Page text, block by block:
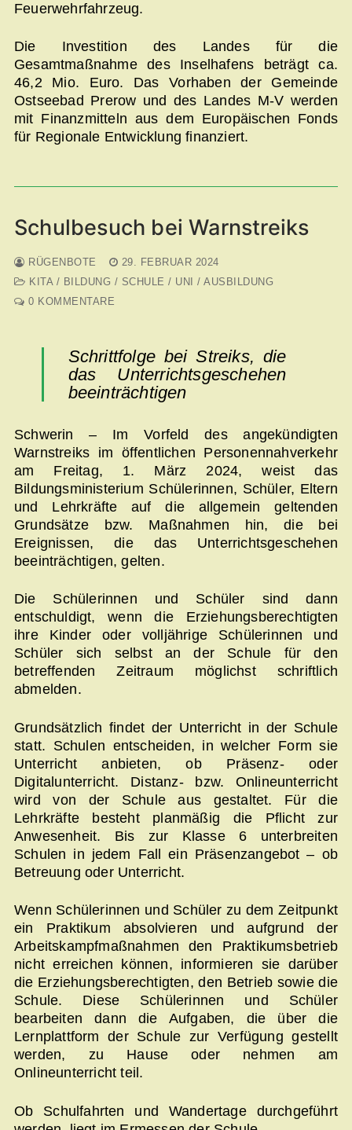
Feuerwehrfahrzeug.
Die Investition des Landes für die
Gesamtmaßnahme des Inselhafens beträgt ca.
46,2 Mio. Euro. Das Vorhaben der Gemeinde
Ostseebad Prerow und des Landes M-V werden
mit Finanzmitteln aus dem Europäischen Fonds
für Regionale Entwicklung finanziert.
Schulbesuch bei Warnstreiks
RÜGENBOTE
29. FEBRUAR 2024
KITA / BILDUNG / SCHULE / UNI / AUSBILDUNG
0 KOMMENTARE
Schrittfolge bei Streiks, die
das Unterrichtsgeschehen
beeinträchtigen
Schwerin – Im Vorfeld des angekündigten
Warnstreiks im öffentlichen Personennahverkehr
am Freitag, 1. März 2024, weist das
Bildungsministerium Schülerinnen, Schüler, Eltern
und Lehrkräfte auf die allgemein geltenden
Grundsätze bzw. Maßnahmen hin, die bei
Ereignissen, die das Unterrichtsgeschehen
beeinträchtigen, gelten.
Die Schülerinnen und Schüler sind dann
entschuldigt, wenn die Erziehungsberechtigten
ihre Kinder oder volljährige Schülerinnen und
Schüler sich selbst an der Schule für den
betreffenden Zeitraum möglichst schriftlich
abmelden.
Grundsätzlich findet der Unterricht in der Schule
statt. Schulen entscheiden, in welcher Form sie
Unterricht anbieten, ob Präsenz- oder
Digitalunterricht. Distanz- bzw. Onlineunterricht
wird von der Schule aus gestaltet. Für die
Lehrkräfte besteht planmäßig die Pflicht zur
Anwesenheit. Bis zur Klasse 6 unterbreiten
Schulen in jedem Fall ein Präsenzangebot – ob
Betreuung oder Unterricht.
Wenn Schülerinnen und Schüler zu dem Zeitpunkt
ein Praktikum absolvieren und aufgrund der
Arbeitskampfmaßnahmen den Praktikumsbetrieb
nicht erreichen können, informieren sie darüber
die Erziehungsberechtigten, den Betrieb sowie die
Schule. Diese Schülerinnen und Schüler
bearbeiten dann die Aufgaben, die über die
Lernplattform der Schule zur Verfügung gestellt
werden, zu Hause oder nehmen am
Onlineunterricht teil.
Ob Schulfahrten und Wandertage durchgeführt